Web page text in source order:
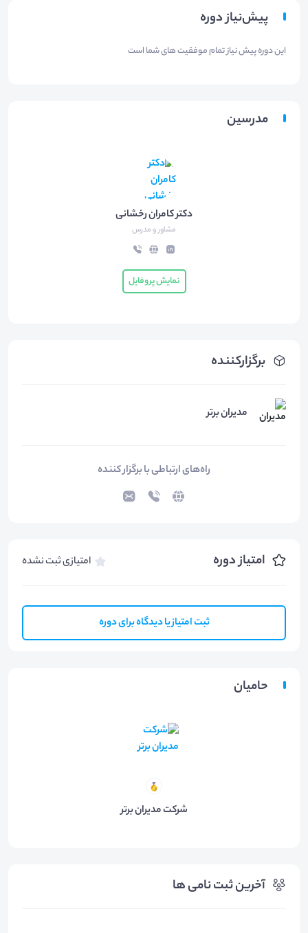
برگزارکننده
مدیران برتر
راه‌های ارتباطی با برگزار کننده
امتیاز دوره امتیازی ثبت نشده
ثبت امتیاز یا دیدگاه برای دوره
آخرین ثبت نامی ها
پیش‌نیاز دوره
این دوره پیش نیاز تمام موفقیت های شما است
مدرسین
دکتر کامران رخشانی
مشاور و مدرس
نمایش پروفایل
حامیان
شرکت مدیران برتر